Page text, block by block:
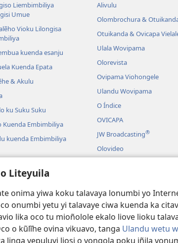
Liteyuila
onima yiwa koku talavaya lonumbi yo
onumbi yetu yi talavaye ciwa kuenda ka
lika oco tu mioñolole ekalo liove lioku
o kũlĩhe ovina vikuavo, tanga Ulandu wetu
linga vepuluvi liosi o yongola poku iñila
Liembimbiliya
Umue
Vioku Lilongisa
kuenda esanju
Kuenda Epata
& Akulu
ku Suku Suku
Kuenda Embimbiliya
kuenda Embimbiliya
Alivulu
Olombrochura &
Otuikanda & Ovicapa
Ulala Wovipama
Olorevista
Ovipama Viohongele
Ulandu Wovipama
O Índice
OVICAPA
JW Broadcasting®
Olovideo
Oku Tangiwa
Viembimbiliya